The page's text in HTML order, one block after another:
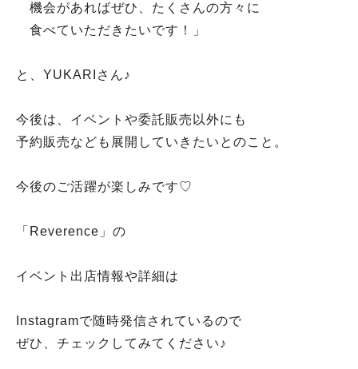
機会があればぜひ、たくさんの方々に
食べていただきたいです！」
と、YUKARIさん♪
今後は、イベントや委託販売以外にも
予約販売なども展開していきたいとのこと。
今後のご活躍が楽しみです♡
「Reverence」の
イベント出店情報や詳細は
Instagramで随時発信されているので
ぜひ、チェックしてみてください♪